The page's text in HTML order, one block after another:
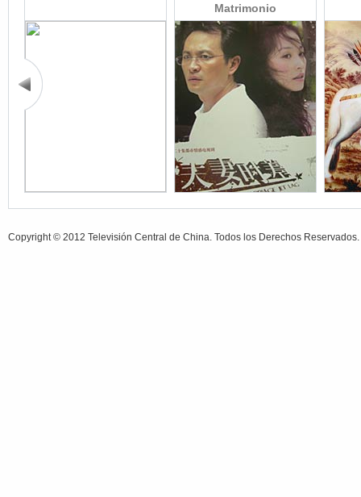
Matrimonio
Copyright © 2012 Televisión Central de China. Todos los Derechos Reservados.